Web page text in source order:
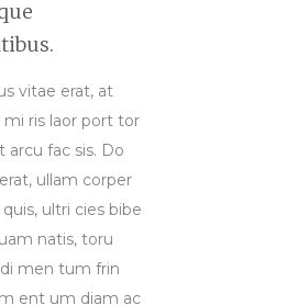
vitae erat, at
ris laor port tor
arcu fac sis. Do
ullam corper
ultri cies bibe
natis, toru
men tum frin
ent um diam ac